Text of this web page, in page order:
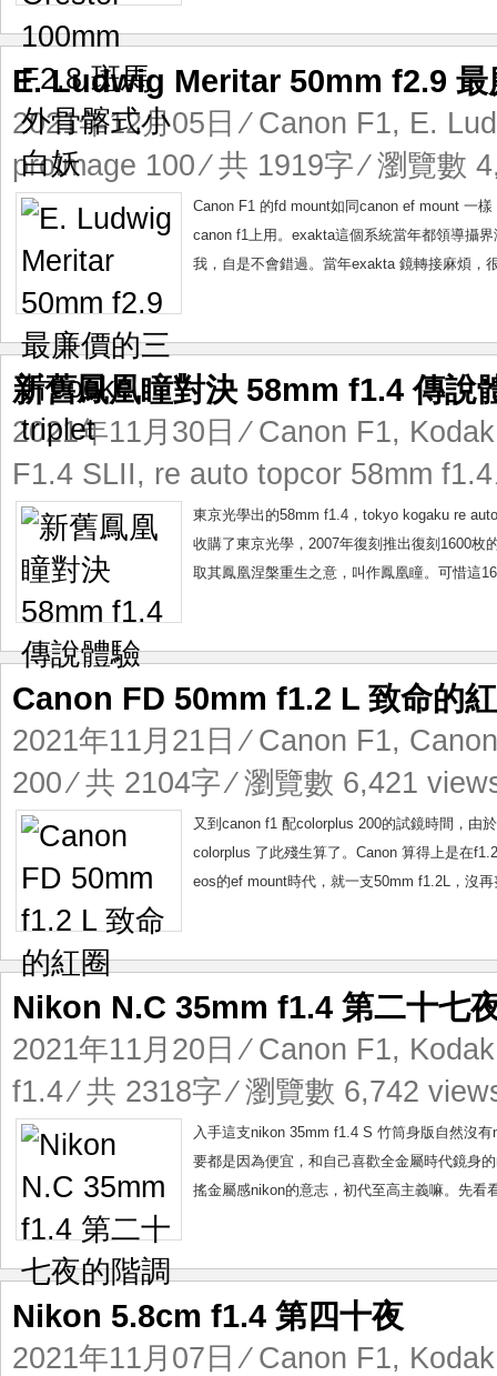
E. Ludwig Meritar 50mm f2.9
2021年12月05日 ⁄ Canon F1, E.
proimage 100⁄ 共 1919字 ⁄ 瀏覽數
Canon F1 的fd mount如同canon ef mount 一
canon f1上用。exakta這個系統當年都領導攝
我，自是不會錯過。當年exakta 鏡轉接麻煩，
新舊鳳凰瞳對決 58mm f1.4 傳說
2021年11月30日 ⁄ Canon F1,
F1.4 SLII, re auto topcor 58mm f1.4
東京光學出的58mm f1.4，tokyo kogaku re
收購了東京光學，2007年復刻推出復刻1600枚
取其鳳凰涅槃重生之意，叫作鳳凰瞳。可惜這
Canon FD 50mm f1.2 L 致命的
2021年11月21日 ⁄ Canon F1,
200⁄ 共 2104字 ⁄ 瀏覽數 6,421
又到canon f1 配colorplus 200的試鏡時間，由
colorplus 了此殘生算了。Canon 算得上是在
eos的ef mount時代，就一支50mm f1.2L，沒
Nikon N.C 35mm f1.4 第二十七
2021年11月20日 ⁄ Canon F1,
f1.4⁄ 共 2318字 ⁄ 瀏覽數 6,742
入手這支nikon 35mm f1.4 S 竹筒身版自然沒
要都是因為便宜，和自己喜歡全金屬時代鏡身
搖金屬感nikon的意志，初代至高主義嘛。先看
Nikon 5.8cm f1.4 第四十夜
2021年11月07日 ⁄ Canon F1,